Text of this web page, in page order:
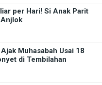
per Hari! Si Anak Parit
Muhasabah Usai 18
di Tembilahan